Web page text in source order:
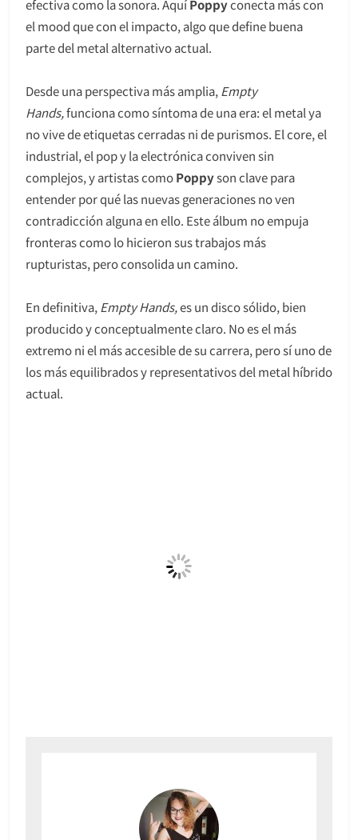
efectiva como la sonora. AquíPoppyconecta más con
el mood que con el impacto, algo que define buena
parte del metal alternativo actual.
Desde una perspectiva más amplia, Empty
Hands,funciona como síntoma de una era: el metal ya
no vive de etiquetas cerradas ni de purismos. El core, el
industrial, el pop y la electrónica conviven sin
complejos, y artistas comoPoppyson clave para
entender por qué las nuevas generaciones no ven
contradicción alguna en ello. Este álbum no empuja
fronteras como lo hicieron sus trabajos más
rupturistas, pero consolida un camino.
En definitiva, Empty Hands,es un disco sólido, bien
producido y conceptualmente claro. No es el más
extremo ni el más accesible de su carrera, pero sí uno de
los más equilibrados y representativos del metal híbrido
actual.